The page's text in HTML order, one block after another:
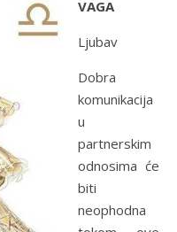
VAGA
Ljubav
Dobra
komunikacija
u
partnerskim
odnosima će
biti
neophodna